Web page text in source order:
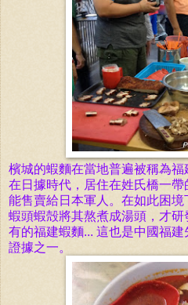
檳城的蝦麵在當地普遍被稱為福
在日 據時代， 居住在姓氏橋一帶
能售賣給日本軍人。在如此困境
蝦頭蝦殻將其熬煮成湯頭 ，才研
有的福建蝦麵... 這也是中 國福建
證據之一。